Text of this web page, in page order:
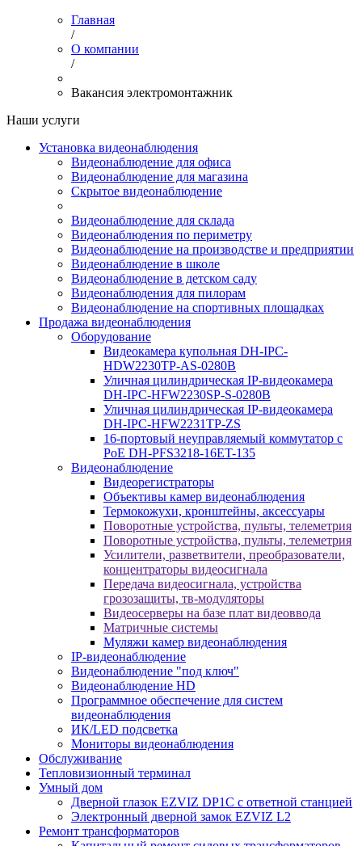
Главная
/
О компании
/
Вакансия электромонтажник
Наши услуги
Установка видеонаблюдения
Видеонаблюдение для офиса
Видеонаблюдение для магазина
Скрытое видеонаблюдение
Видеонаблюдение для склада
Видеонаблюдения по периметру
Видеонаблюдение на производстве и предприятии
Видеонаблюдение в школе
Видеонаблюдение в детском саду
Видеонаблюдения для пилорам
Видеонаблюдение на спортивных площадках
Продажа видеонаблюдения
Оборудование
Видеокамера купольная DH-IPC-
HDW2230TP-AS-0280B
Уличная цилиндрическая IP-видеокамера
DH-IPC-HFW2230SP-S-0280B
Уличная цилиндрическая IP-видеокамера
DH-IPC-HFW2231TP-ZS
16-портовый неуправляемый коммутатор с
РоЕ DH-PFS3218-16ET-135
Видеонаблюдение
Видеорегистраторы
Объективы камер видеонаблюдения
Термокожухи, кронштейны, аксессуары
Поворотные устройства, пульты, телеметрия
Поворотные устройства, пульты, телеметрия
Усилители, разветвители, преобразователи,
концентраторы видеосигнала
Передача видеосигнала, устройства
грозозащиты, тв-модуляторы
Видеосерверы на базе плат видеоввода
Матричные системы
Муляжи камер видеонаблюдения
IP-видеонаблюдение
Видеонаблюдение "под ключ"
Видеонаблюдение HD
Программное обеспечение для систем
видеонаблюдения
ИК/LED подсветка
Мониторы видеонаблюдения
Обслуживание
Тепловизионный терминал
Умный дом
Дверной глазок EZVIZ DP1C с ответной станцией
Электронный дверной замок EZVIZ L2
Ремонт трансформаторов